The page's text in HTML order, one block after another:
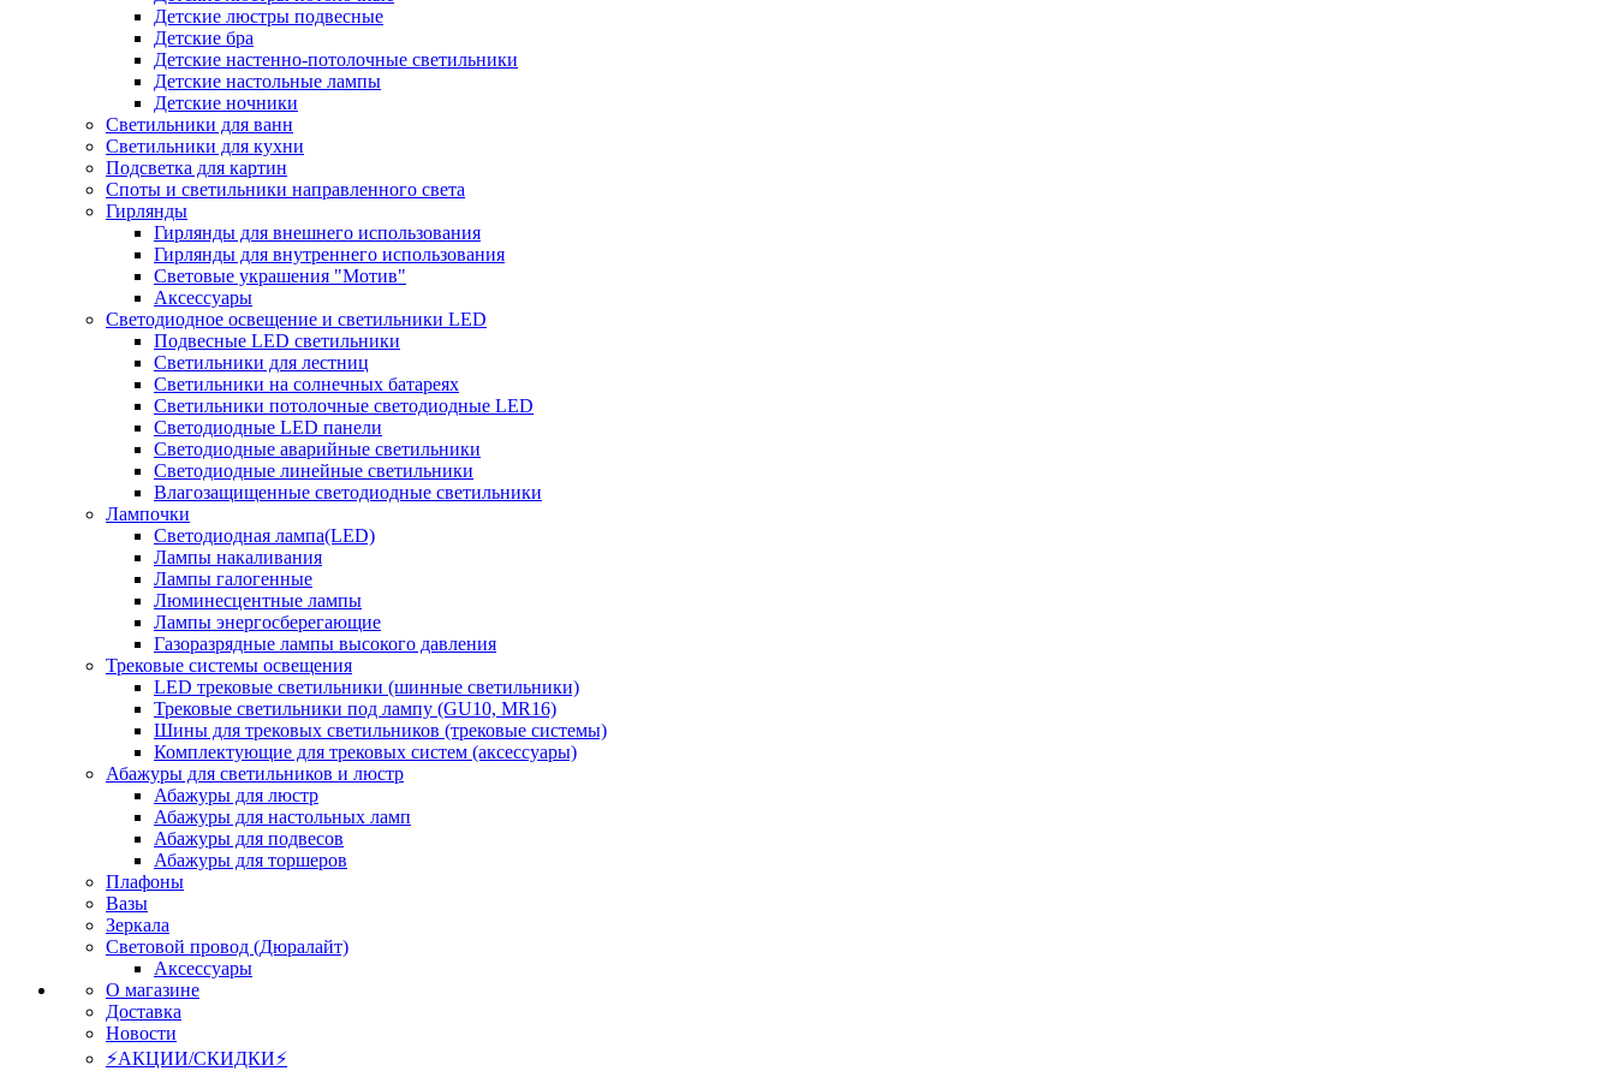
Детские люстры подвесные
Детские бра
Детские настенно-потолочные светильники
Детские настольные лампы
Детские ночники
Светильники для ванн
Светильники для кухни
Подсветка для картин
Споты и светильники направленного света
Гирлянды
Гирлянды для внешнего использования
Гирлянды для внутреннего использования
Световые украшения "Мотив"
Аксессуары
Светодиодное освещение и светильники LED
Подвесные LED светильники
Светильники для лестниц
Светильники на солнечных батареях
Светильники потолочные светодиодные LED
Светодиодные LED панели
Светодиодные аварийные светильники
Светодиодные линейные светильники
Влагозащищенные светодиодные светильники
Лампочки
Светодиодная лампа(LED)
Лампы накаливания
Лампы галогенные
Люминесцентные лампы
Лампы энергосберегающие
Газоразрядные лампы высокого давления
Трековые системы освещения
LED трековые светильники (шинные светильники)
Трековые светильники под лампу (GU10, MR16)
Шины для трековых светильников (трековые системы)
Комплектующие для трековых систем (аксессуары)
Абажуры для светильников и люстр
Абажуры для люстр
Абажуры для настольных ламп
Абажуры для подвесов
Абажуры для торшеров
Плафоны
Вазы
Зеркала
Световой провод (Дюралайт)
Аксессуары
О магазине
Доставка
Новости
⚡АКЦИИ/СКИДКИ⚡